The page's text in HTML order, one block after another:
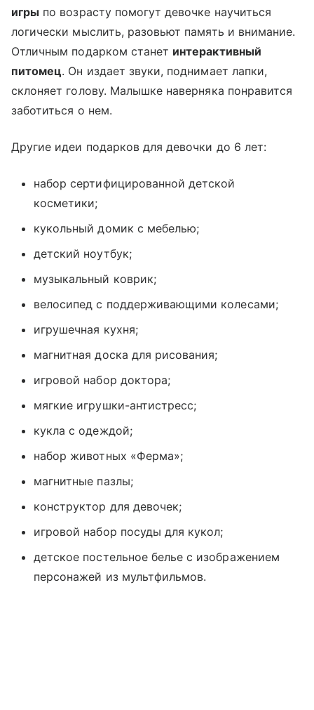
игры по возрасту помогут девочке научиться
логически мыслить, разовьют память и внимание.
Отличным подарком станет интерактивный
питомец. Он издает звуки, поднимает лапки,
склоняет голову. Малышке наверняка понравится
заботиться о нем.
Другие идеи подарков для девочки до 6 лет:
набор сертифицированной детской
косметики;
кукольный домик с мебелью;
детский ноутбук;
музыкальный коврик;
велосипед с поддерживающими колесами;
игрушечная кухня;
магнитная доска для рисования;
игровой набор доктора;
мягкие игрушки-антистресс;
кукла с одеждой;
набор животных «Ферма»;
магнитные пазлы;
конструктор для девочек;
игровой набор посуды для кукол;
детское постельное белье с изображением
персонажей из мультфильмов.